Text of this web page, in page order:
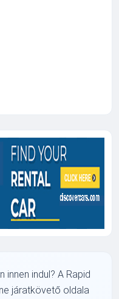
innen indul? A Rapid
járatkövető oldala